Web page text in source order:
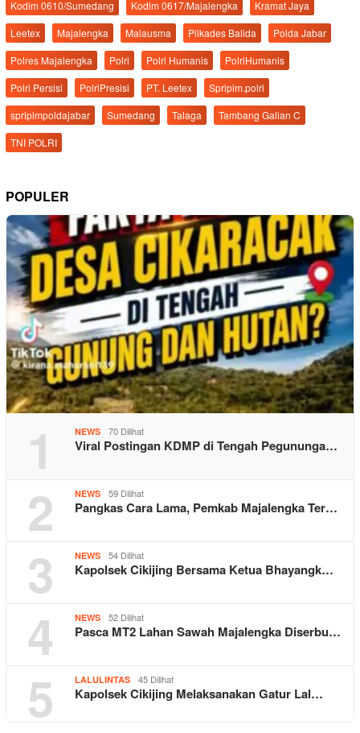
Kodim 0610/Sumedang
Kodim 0617/Majalengka
Kramat Jaya
Leetex
Majalengka Malausma Pilkades Balida
Polda Jabar
Polres Majalengka
Polri Polri Humanis
PolriHumanis
Polri Persisi
PolriPresisi PT. Leetex
Spripim.polri
spripimpoldajabar
Sumedang Talaga
Tambang Galian C
TNI POLRI
POPULER
1 NEWS 70 Dilihat
Viral Postingan KDMP di Tengah Pegununga…
2 NEWS 59 Dilihat
Pangkas Cara Lama, Pemkab Majalengka Ter…
3 NEWS 54 Dilihat
Kapolsek Cikijing Bersama Ketua Bhayangk…
4 NEWS 52 Dilihat
Pasca MT2 Lahan Sawah Majalengka Diserbu…
5 LALULINTAS 45 Dilihat
Kapolsek Cikijing Melaksanakan Gatur Lal…